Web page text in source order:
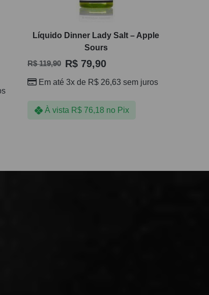
Líquido Dinner Lady Salt – Apple
Sours
R$119,90 R$79,90
Em até 3x de R$26,63 sem juros
À vista R$76,18 no Pix